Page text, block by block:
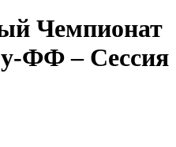
Чемпионат
ФФ – Сессия